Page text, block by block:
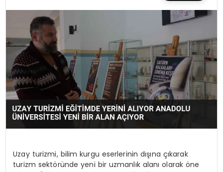
MAGAZIN
SPOR
YAŞAM
Uzay turizmi, bilim kurgu eserlerinin dışına çıkarak
turizm sektöründe yeni bir uzmanlık alanı olarak öne